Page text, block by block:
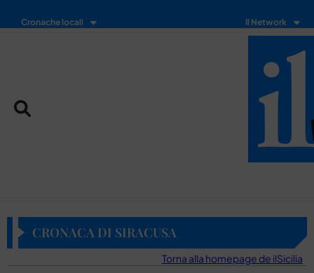
Cronache locali Il Network
CRONACA DI SIRACUSA
Torna alla homepage de ilSicilia